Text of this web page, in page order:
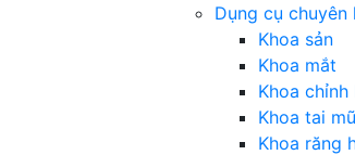
Dụng cụ chuyên
Khoa sản
Khoa mắt
Khoa chỉnh
Khoa tai
Khoa răng